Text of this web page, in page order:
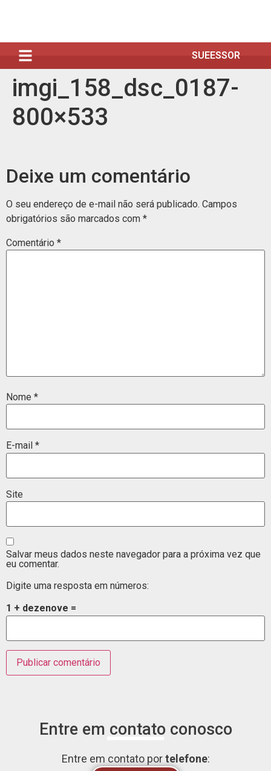
SUEESSOR
imgi_158_dsc_0187-
800×533
Deixe um comentário
O seu endereço de e-mail não será publicado. Campos
obrigatórios são marcados com *
Comentário *
Nome *
E-mail *
Site
Salvar meus dados neste navegador para a próxima vez que
eu comentar.
Digite uma resposta em números:
1 + dezenove =
Entre em contato conosco
Entre em contato portelefone: